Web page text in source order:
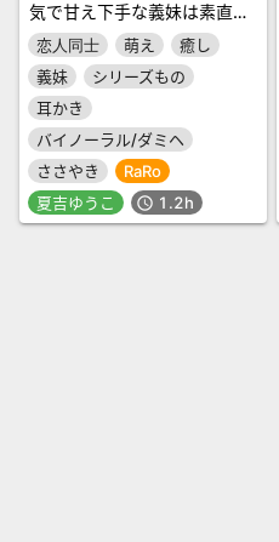
気で甘え下手な義妹は素直に
なりたい✨～【CV.夏吉ゆう
こ】
恋人同士 萌え
癒し
義妹
シリーズもの
耳かき
バイノーラル/ダミヘ
ささやき
RaRo
夏吉ゆうこ
schedule 1.2h